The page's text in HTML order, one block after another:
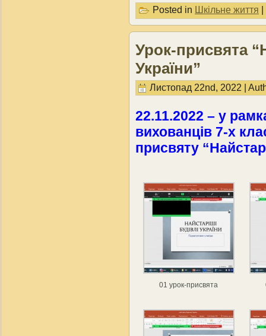
Posted in Шкільне життя
Урок-присвята
України”
Листопад 22nd, 2022 |
22.11.2022 – у
вихованців 7-х
присвяту
01 урок-присвята